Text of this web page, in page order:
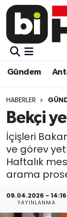
Gündem
HABERLER
Bekçi
İçişleri
ve görev
Haftalık
arama
09.04.2026 - 14:16
YAYINLANMA
Gündem
Siyaset
Ekonomi
Video
Eğitim
Sağlık
Gündem
Siyaset
Eğitim
Ekonomi
Kültür-
Spor
Süper
Tüm
Son